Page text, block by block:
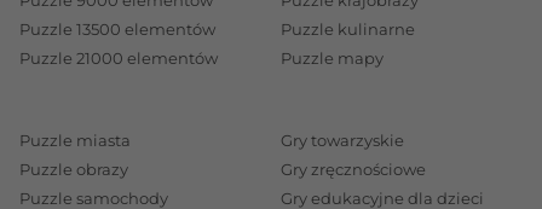
Puzzle 13500 elementów
Puzzle 21000 elementów
Puzzle kulinarne
Puzzle mapy
Puzzle miasta
Puzzle obrazy
Puzzle samochody
Gry towarzyskie
Gry zręcznościowe
Gry edukacyjne dla dzieci